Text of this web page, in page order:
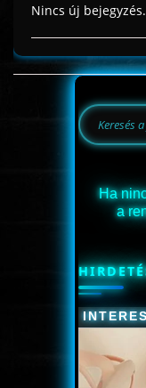
Nincs új bejegyzés.
Ha
a